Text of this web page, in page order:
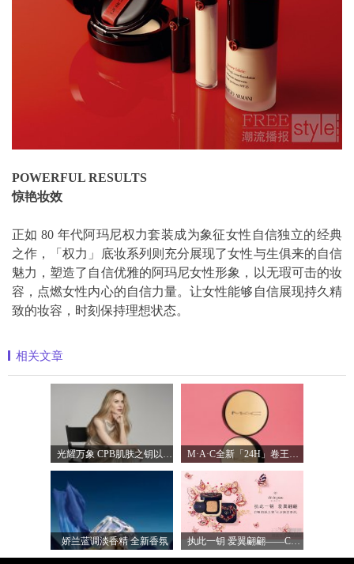
POWERFUL RESULTS
惊艳妆效
正如 80 年代阿玛尼权力套装成为象征女性自信独立的经典
之作，「权力」底妆系列则充分展现了女性与生俱来的自信
魅力，塑造了自信优雅的阿玛尼女性形象，以无瑕可击的妆
容，点燃女性内心的自信力量。让女性能够自信展现持久精
致的妆容，时刻保持理想状态。
相关文章
光耀万象 CPB肌肤之钥以镜头记录妮可·基 M·A·C全新「24H」卷王金气垫中国首发 实
娇兰蓝调淡香精 全新香氛 执此一钥 爱翼翩翩——CPB肌肤之钥臻献